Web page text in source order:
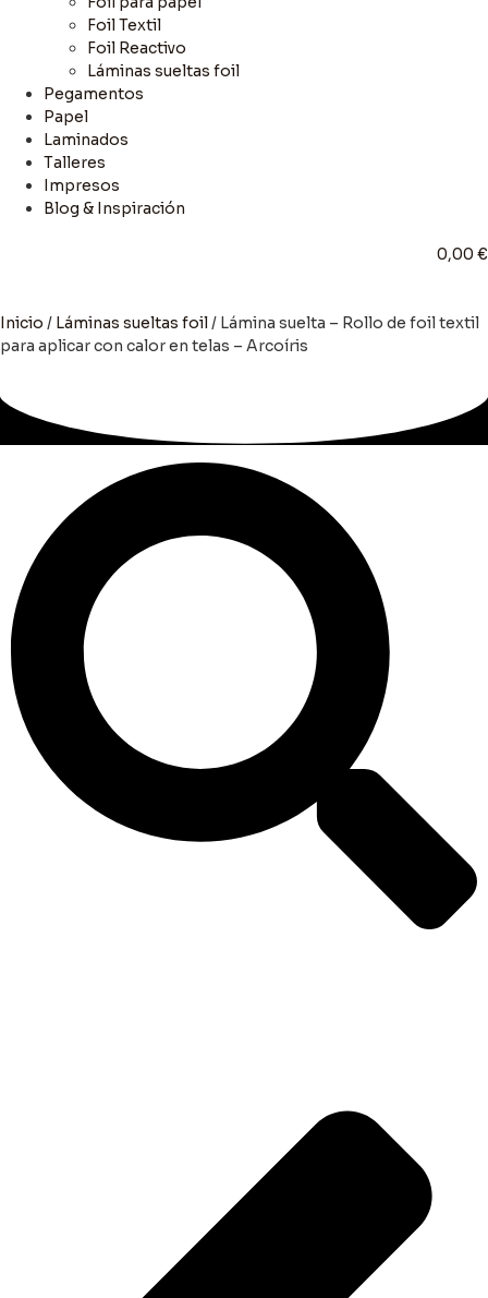
Foil Textil
Foil Reactivo
Láminas sueltas foil
Pegamentos
Papel
Laminados
Talleres
Impresos
Blog & Inspiración
0,00 €
Inicio / Láminas sueltas foil/ Lámina suelta – Rollo de foil textil
para aplicar con calor en telas – Arcoíris